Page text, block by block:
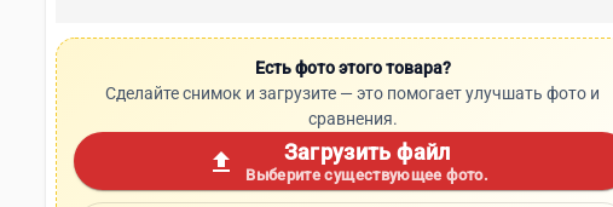
Есть фото этого товара?
Сделайте снимок и загрузите — это помогает улучшать фото и
сравнения.
upload Загрузить файл
Выберите существующее фото.